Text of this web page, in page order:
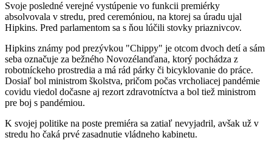
Svoje posledné verejné vystúpenie vo funkcii premiérky
absolvovala v stredu, pred ceremóniou, na ktorej sa úradu ujal
Hipkins. Pred parlamentom sa s ňou lúčili stovky priaznivcov.
Hipkins známy pod prezývkou "Chippy" je otcom dvoch detí a sám
seba označuje za bežného Novozélanďana, ktorý pochádza z
robotníckeho prostredia a má rád párky či bicyklovanie do práce.
Dosiaľ bol ministrom školstva, pričom počas vrcholiacej pandémie
covidu viedol dočasne aj rezort zdravotníctva a bol tiež ministrom
pre boj s pandémiou.
K svojej politike na poste premiéra sa zatiaľ nevyjadril, avšak už v
stredu ho čaká prvé zasadnutie vládneho kabinetu.